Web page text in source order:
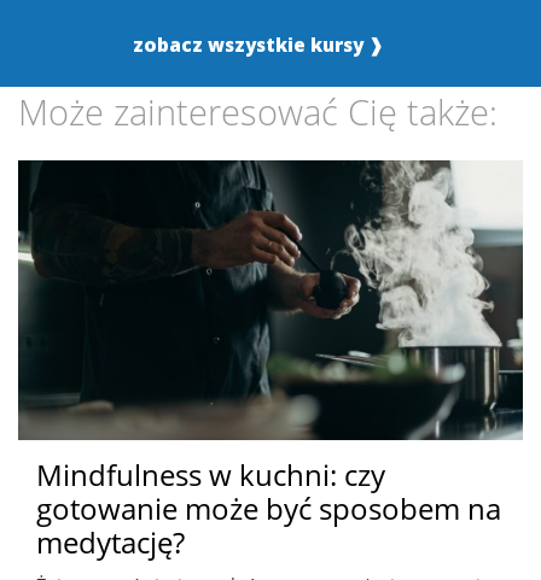
zobacz wszystkie kursy ❱
Może zainteresować Cię także:
Mindfulness w kuchni: czy
gotowanie może być sposobem na
medytację?